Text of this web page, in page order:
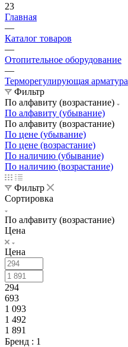
23
Главная
—
Каталог товаров
—
Отопительное оборудование
—
Терморегулирующая арматура
Фильтр
По алфавиту (возрастание)
По алфавиту (убывание)
По алфавиту (возрастание)
По цене (убывание)
По цене (возрастание)
По наличию (убывание)
По наличию (возрастание)
Фильтр
Сортировка
По алфавиту (возрастание)
Цена
Цена
294
693
1 093
1 492
1 891
Бренд : 1